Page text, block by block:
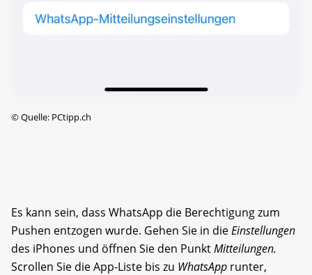
©Quelle: PCtipp.ch
Es kann sein, dass WhatsApp die Berechtigung zum
Pushen entzogen wurde. Gehen Sie in dieEinstellungen
des iPhones und öffnen Sie den PunktMitteilungen.
Scrollen Sie die App-Liste bis zu WhatsApp runter,